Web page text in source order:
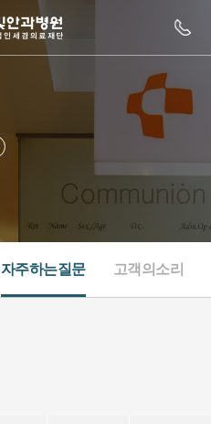
자주하는질문
자주하는질문 고객의소리